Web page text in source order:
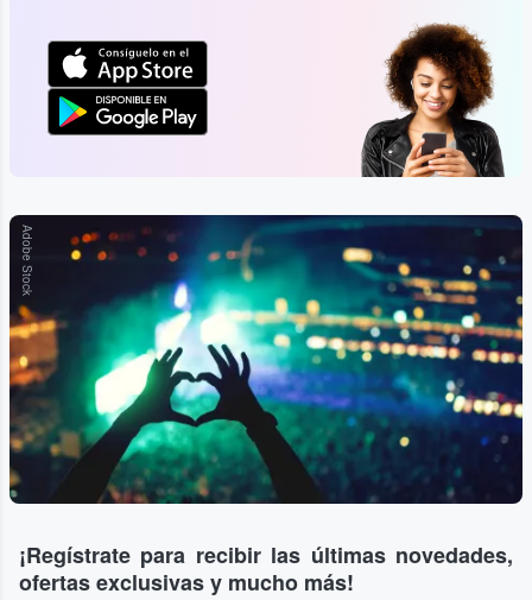
Adobe Stock
¡Regístrate para recibir las últimas novedades,
ofertas exclusivas y mucho más!